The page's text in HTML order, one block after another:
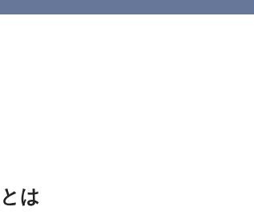
は